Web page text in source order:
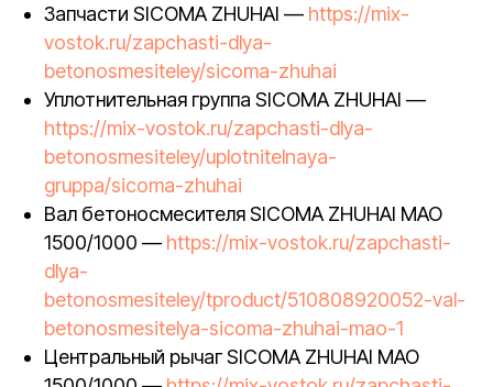
Запчасти SICOMA ZHUHAI — https://mix-
vostok.ru/zapchasti-dlya-
betonosmesiteley/sicoma-zhuhai
Уплотнительная группа SICOMA ZHUHAI —
https://mix-vostok.ru/zapchasti-dlya-
betonosmesiteley/uplotnitelnaya-
gruppa/sicoma-zhuhai
Вал бетоносмесителя SICOMA ZHUHAI MAO
1500/1000 — https://mix-vostok.ru/zapchasti-
dlya-
betonosmesiteley/tproduct/510808920052-val-
betonosmesitelya-sicoma-zhuhai-mao-1
Центральный рычаг SICOMA ZHUHAI MAO